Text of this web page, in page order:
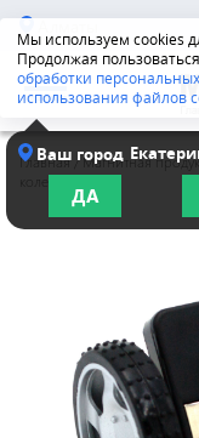
Мы используем cookies
Продолжая
обработки
использования файлов
Алматы
Ваш город
ДА
Главная /Магнитная
колесо